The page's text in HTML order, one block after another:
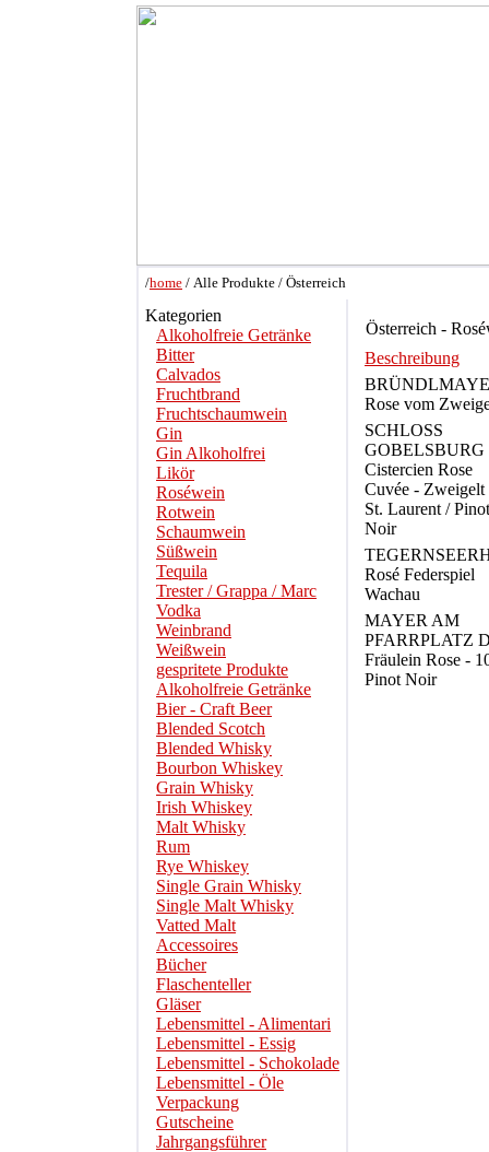
/home / Alle Produkte / Österreich
Kategorien
Alkoholfreie Getränke
Bitter
Calvados
Fruchtbrand
Fruchtschaumwein
Gin
Gin Alkoholfrei
Likör
Roséwein
Rotwein
Schaumwein
Süßwein
Tequila
Trester / Grappa / Marc
Vodka
Weinbrand
Weißwein
gespritete Produkte
Alkoholfreie Getränke
Bier - Craft Beer
Blended Scotch
Blended Whisky
Bourbon Whiskey
Grain Whisky
Irish Whiskey
Malt Whisky
Rum
Rye Whiskey
Single Grain Whisky
Single Malt Whisky
Vatted Malt
Accessoires
Bücher
Flaschenteller
Gläser
Lebensmittel - Alimentari
Lebensmittel - Essig
Lebensmittel - Schokolade
Lebensmittel - Öle
Verpackung
Gutscheine
Jahrgangsführer
Österreich -
Beschreibung
Rose vom
SCHLOSS
GOBELSBURG
Cistercien Rose
Cuvée - Zweigelt
St. Laurent / Pinot
Noir
Rosé Federspiel
Wachau
MAYER AM
PFARRPLATZ
Fräulein Rose -
Pinot Noir